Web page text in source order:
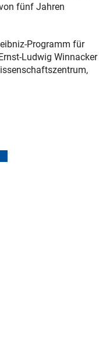
fünf Jahren
Programm für
Ludwig Winnacker